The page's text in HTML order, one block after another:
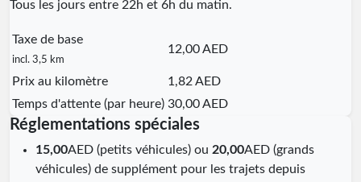
Tous les jours entre 22h et 6h du matin.
Taxe de base
incl. 3,5 km
12,00 AED
Prix au kilomètre
1,82 AED
Temps d'attente (par heure) 30,00 AED
Réglementations spéciales
15,00AED (petits véhicules) ou 20,00AED (grands
véhicules) de supplément pour les trajets depuis